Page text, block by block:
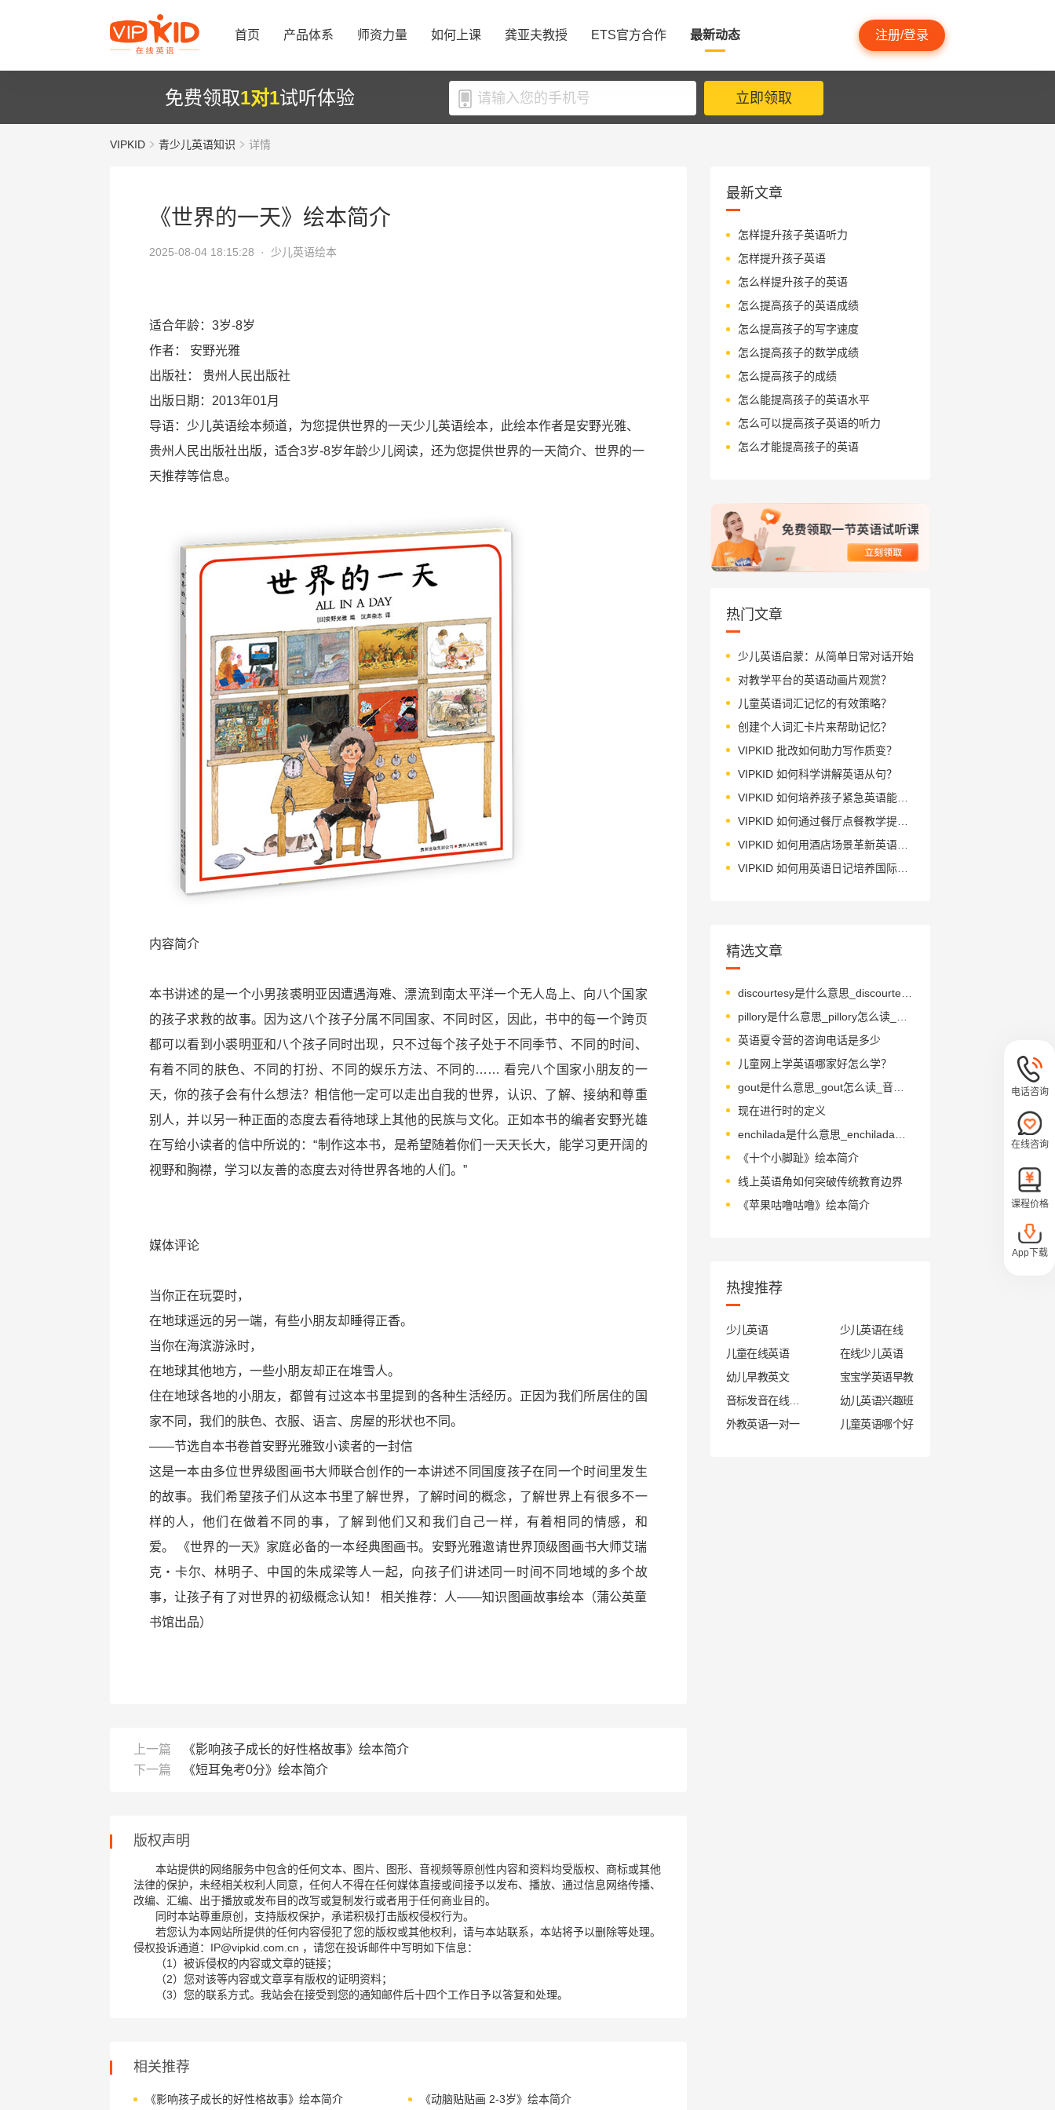
首页 产品体系 师资力量 如何上课 龚亚夫教授 ETS官方合作 最新动态 注册/登录
免费领取1对1试听体验 立即领取
VIPKID 青少儿英语知识 详情
《世界的一天》绘本简介
2025-08-04 18:15:28 · 少儿英语绘本
适合年龄：3岁-8岁
作者：
安野光雅
出版社：
贵州人民出版社
出版日期：2013年01月
导语：少儿英语绘本频道，为您提供世界的一天少儿英语绘本，此绘本作者是安野光雅、
贵州人民出版社出版，适合3岁-8岁年龄少儿阅读，还为您提供世界的一天简介、世界的一
天推荐等信息。
内容简介
本书讲述的是一个小男孩裘明亚因遭遇海难、漂流到南太平洋一个无人岛上、向八个国家
的孩子求救的故事。因为这八个孩子分属不同国家、不同时区，因此，书中的每一个跨页
都可以看到小裘明亚和八个孩子同时出现，只不过每个孩子处于不同季节、不同的时间、
有着不同的肤色、不同的打扮、不同的娱乐方法、不同的…… 看完八个国家小朋友的一
天，你的孩子会有什么想法？相信他一定可以走出自我的世界，认识、了解、接纳和尊重
别人，并以另一种正面的态度去看待地球上其他的民族与文化。正如本书的编者安野光雄
在写给小读者的信中所说的：“制作这本书，是希望随着你们一天天长大，能学习更开阔的
视野和胸襟，学习以友善的态度去对待世界各地的人们。”
媒体评论
当你正在玩耍时，
在地球遥远的另一端，有些小朋友却睡得正香。
当你在海滨游泳时，
在地球其他地方，一些小朋友却正在堆雪人。
住在地球各地的小朋友，都曾有过这本书里提到的各种生活经历。正因为我们所居住的国
家不同，我们的肤色、衣服、语言、房屋的形状也不同。
――节选自本书卷首安野光雅致小读者的一封信
这是一本由多位世界级图画书大师联合创作的一本讲述不同国度孩子在同一个时间里发生
的故事。我们希望孩子们从这本书里了解世界，了解时间的概念，了解世界上有很多不一
样的人，他们在做着不同的事，了解到他们又和我们自己一样，有着相同的情感，和
爱。 《世界的一天》家庭必备的一本经典图画书。安野光雅邀请世界顶级图画书大师艾瑞
克・卡尔、林明子、中国的朱成梁等人一起，向孩子们讲述同一时间不同地域的多个故
事，让孩子有了对世界的初级概念认知！ 相关推荐：人――知识图画故事绘本（蒲公英童
书馆出品）
上一篇
《影响孩子成长的好性格故事》绘本简介
下一篇
《短耳兔考0分》绘本简介
版权声明
本站提供的网络服务中包含的任何文本、图片、图形、音视频等原创性内容和资料均受版权、商标或其他
法律的保护，未经相关权利人同意，任何人不得在任何媒体直接或间接予以发布、播放、通过信息网络传播、
改编、汇编、出于播放或发布目的改写或复制发行或者用于任何商业目的。
同时本站尊重原创，支持版权保护，承诺积极打击版权侵权行为。
若您认为本网站所提供的任何内容侵犯了您的版权或其他权利，请与本站联系，本站将予以删除等处理。
侵权投诉通道：IP@vipkid.com.cn ，请您在投诉邮件中写明如下信息：
（1）被诉侵权的内容或文章的链接；
（2）您对该等内容或文章享有版权的证明资料；
（3）您的联系方式。我站会在接受到您的通知邮件后十四个工作日予以答复和处理。
相关推荐
《影响孩子成长的好性格故事》绘本简介 《动脑贴贴画 2-3岁》绘本简介
最新文章
怎样提升孩子英语听力
怎样提升孩子英语
怎么样提升孩子的英语
怎么提高孩子的英语成绩
怎么提高孩子的写字速度
怎么提高孩子的数学成绩
怎么提高孩子的成绩
怎么能提高孩子的英语水平
怎么可以提高孩子英语的听力
怎么才能提高孩子的英语
热门文章
少儿英语启蒙：从简单日常对话开始
对教学平台的英语动画片观赏？
儿童英语词汇记忆的有效策略？
创建个人词汇卡片来帮助记忆？
VIPKID 批改如何助力写作质变？
VIPKID 如何科学讲解英语从句？
VIPKID 如何培养孩子紧急英语能力？
VIPKID 如何通过餐厅点餐教学提升少儿英语应用能力？
VIPKID 如何用酒店场景革新英语教学？
VIPKID 如何用英语日记培养国际化人才？
精选文章
discourtesy是什么意思_discourtesy怎么读_音标dɪs'kɜ-təsɪ
英语夏令营的咨询电话是多少
儿童网上学英语哪家好怎么学？
gout是什么意思_gout怎么读_音标gaʊt
现在进行时的定义
《十个小脚趾》绘本简介
线上英语角如何突破传统教育边界
《苹果咕噜咕噜》绘本简介
热搜推荐
少儿英语
少儿英语在线
儿童在线英语
在线少儿英语
幼儿早教英文
宝宝学英语早教
幼儿英语兴趣班
外教英语一对一
儿童英语哪个好
电话咨询
在线咨询
课程价格
App下载